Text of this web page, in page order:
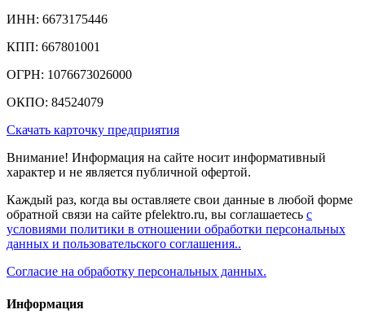
ИНН: 6673175446
КПП: 667801001
ОГРН: 1076673026000
ОКПО: 84524079
Скачать карточку предприятия
Внимание! Информация на сайте носит информативный
характер и не является публичной офертой.
Каждый раз, когда вы оставляете свои данные в любой форме
обратной связи на сайте pfelektro.ru, вы соглашаетесь с
условиями политики в отношении обработки персональных
данных и пользовательского соглашения..
Согласие на обработку персональных данных.
Информация